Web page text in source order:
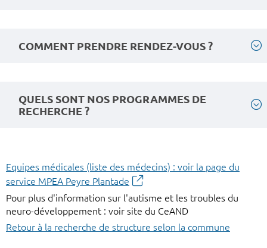
COMMENT PRENDRE RENDEZ-VOUS ?
QUELS SONT NOS PROGRAMMES DE
RECHERCHE ?
Equipes médicales (liste des médecins) : voir la page du
service MPEA Peyre Plantade
Pour plus d'information sur l'autisme et les troubles du
neuro-développement : voir site du CeAND
Retour à la recherche de structure selon la commune